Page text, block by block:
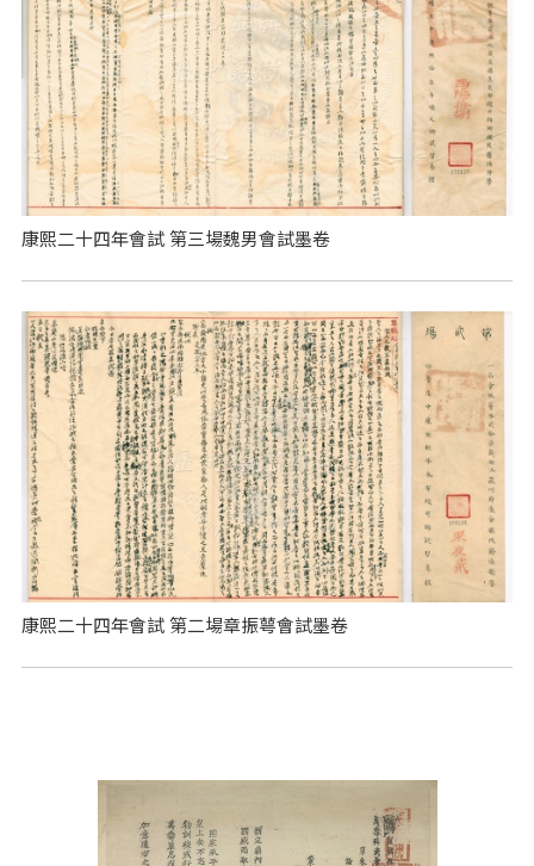
康熙二十四年會試 第三場魏男會試墨卷
康熙二十四年會試 第二場章振萼會試墨卷